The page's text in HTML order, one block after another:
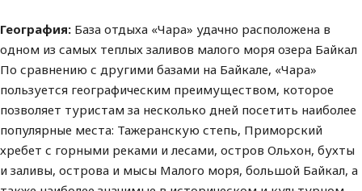
География: База отдыха «Чара» удачно расположена в
одном из самых теплых заливов малого моря озера Байкал
По сравнению с другими базами на Байкале, «Чара»
пользуется географическим преимуществом, которое
позволяет туристам за несколько дней посетить наиболее
популярные места: Тажеранскую степь, Приморский
хребет с горными реками и лесами, остров Ольхон, бухты
и заливы, острова и мысы Малого моря, большой Байкал, а